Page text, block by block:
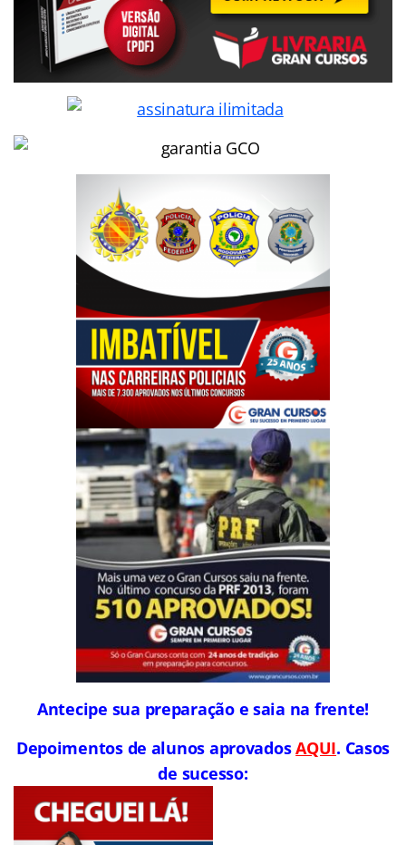
Antecipe sua preparação e saia na frente!
Depoimentos de alunos aprovadosAQUI. Casos
de sucesso: